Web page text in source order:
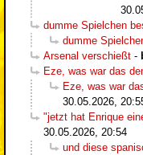
dumme Spielchen
dumme
Arsenal verschießt -
Eze, was war das
Eze, was war
30.05.2026,
"jetzt hat Enrique
30.05.2026, 20:54
und diese